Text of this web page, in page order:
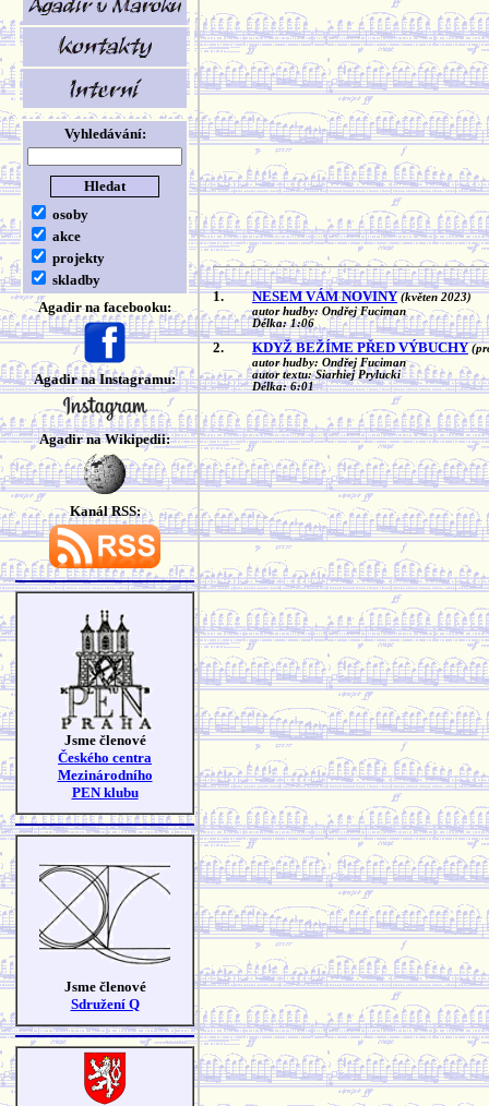
Vyhledávání:
osoby
akce
projekty
skladby
Agadir na facebooku:
Agadir na Instagramu:
Agadir na Wikipedii:
Kanál RSS:
Jsme členové
Českého centra
Mezinárodního
PEN klubu
Jsme členové
Sdružení Q
1. NESEM VÁM NOVINY (květen 2023)
autor hudby: Ondřej Fuciman
Délka: 1:06
2. KDYŽ BEŽÍME PŘED VÝBUCHY
autor hudby: Ondřej Fuciman
autor textu: Siarhiej Prylucki
Délka: 6:01